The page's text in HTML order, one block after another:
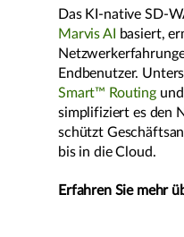
Das KI-native SD-
Marvis AI
basiert,
Endbenutzer.
Smart™ Routing
simplifiziert es den
schützt
bis in die Cloud.
Erfahren Sie mehr